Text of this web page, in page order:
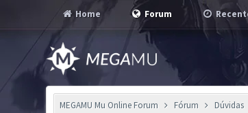
Home Forum
MEGAMU Mu Online Forum Fórum Dúvidas